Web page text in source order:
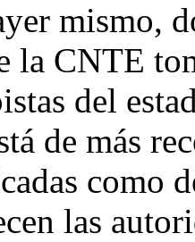
mismo,
la CNTE
del
de más
como
las